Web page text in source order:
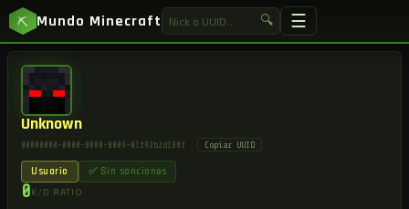
⛏ Mundo Minecraft 🔍 ☰
Unknown
00000000-0000-0000-0009-01f92b2d180f Copiar UUID
Usuario ✅ Sin sanciones
0K/D RATIO